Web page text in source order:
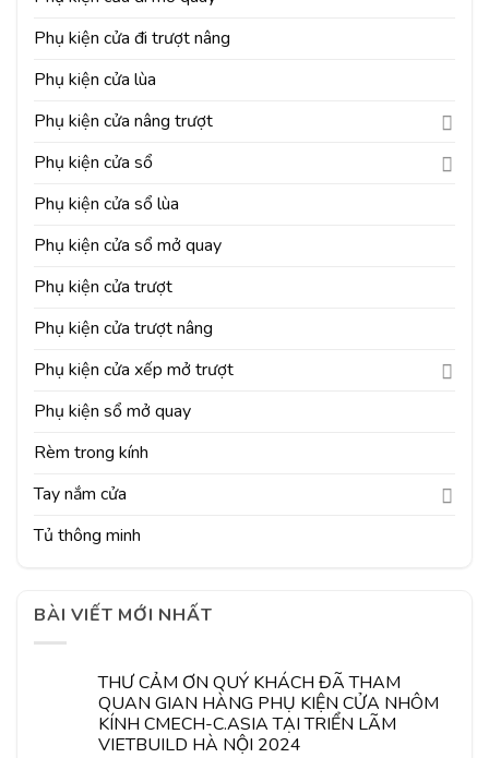
Phụ kiện cửa đi trượt nâng
Phụ kiện cửa lùa
Phụ kiện cửa nâng trượt
Phụ kiện cửa sổ
Phụ kiện cửa sổ lùa
Phụ kiện cửa sổ mở quay
Phụ kiện cửa trượt
Phụ kiện cửa trượt nâng
Phụ kiện cửa xếp mở trượt
Phụ kiện sổ mở quay
Rèm trong kính
Tay nắm cửa
Tủ thông minh
BÀI VIẾT MỚI NHẤT
THƯ CẢM ƠN QUÝ KHÁCH ĐÃ THAM
QUAN GIAN HÀNG PHỤ KIỆN CỬA NHÔM
KÍNH CMECH-C.ASIA TẠI TRIỂN LÃM
VIETBUILD HÀ NỘI 2024